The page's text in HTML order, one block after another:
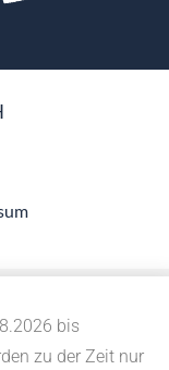
bis
zu der Zeit nur